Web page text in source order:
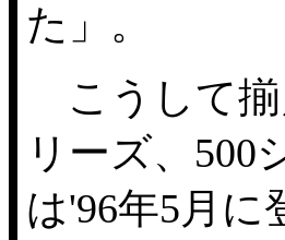
た」。
こうして揃
リーズ、500
は'96年5月に